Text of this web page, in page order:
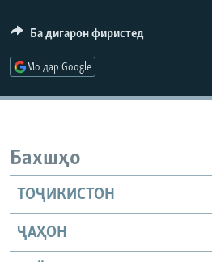
Ба дигарон фиристед
Мо дар Google
Бахшҳо
ТОҶИКИСТОН
ҶАҲОН